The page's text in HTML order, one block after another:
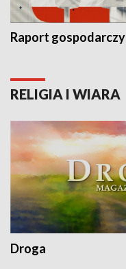
Raport gospodarczy
RELIGIA I WIARA
Droga